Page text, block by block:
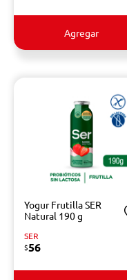
Agregar
Yogur Frutilla SER
Natural 190 g
SER
$56